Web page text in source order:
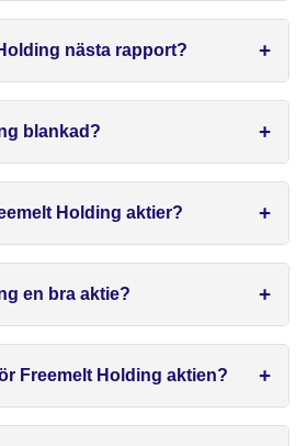
nästa rapport?
blankad?
Holding aktier?
en bra aktie?
Freemelt Holding aktien?